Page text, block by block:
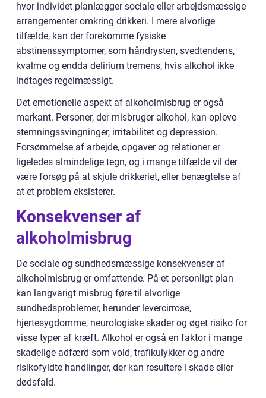
hvor individet planlægger sociale eller arbejdsmæssige
arrangementer omkring drikkeri. I mere alvorlige
tilfælde, kan der forekomme fysiske
abstinenssymptomer, som håndrysten, svedtendens,
kvalme og endda delirium tremens, hvis alkohol ikke
indtages regelmæssigt.
Det emotionelle aspekt af alkoholmisbrug er også
markant. Personer, der misbruger alkohol, kan opleve
stemningssvingninger, irritabilitet og depression.
Forsømmelse af arbejde, opgaver og relationer er
ligeledes almindelige tegn, og i mange tilfælde vil der
være forsøg på at skjule drikkeriet, eller benægtelse af
at et problem eksisterer.
Konsekvenser af
alkoholmisbrug
De sociale og sundhedsmæssige konsekvenser af
alkoholmisbrug er omfattende. På et personligt plan
kan langvarigt misbrug føre til alvorlige
sundhedsproblemer, herunder levercirrose,
hjertesygdomme, neurologiske skader og øget risiko for
visse typer af kræft. Alkohol er også en faktor i mange
skadelige adfærd som vold, trafikulykker og andre
risikofyldte handlinger, der kan resultere i skade eller
dødsfald.